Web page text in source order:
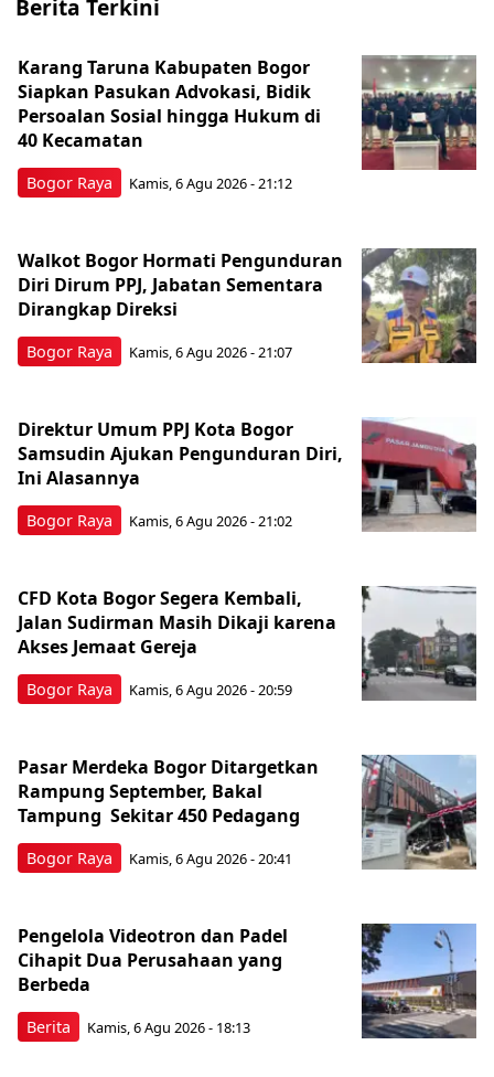
Berita Terkini
Bogor Raya
Karang Taruna Kabupaten Bogor
Siapkan Pasukan Advokasi, Bidik
Persoalan Sosial hingga Hukum di
40 Kecamatan
Kamis, 6 Agu 2026 - 21:12
Bogor Raya
Walkot Bogor Hormati Pengunduran
Diri Dirum PPJ, Jabatan Sementara
Dirangkap Direksi
Kamis, 6 Agu 2026 - 21:07
Bogor Raya
Direktur Umum PPJ Kota Bogor
Samsudin Ajukan Pengunduran Diri,
Ini Alasannya
Kamis, 6 Agu 2026 - 21:02
Bogor Raya
CFD Kota Bogor Segera Kembali,
Jalan Sudirman Masih Dikaji karena
Akses Jemaat Gereja
Kamis, 6 Agu 2026 - 20:59
Bogor Raya
Pasar Merdeka Bogor Ditargetkan
Rampung September, Bakal
Tampung Sekitar 450 Pedagang
Kamis, 6 Agu 2026 - 20:41
Berita
Pengelola Videotron dan Padel
Cihapit Dua Perusahaan yang
Berbeda
Kamis, 6 Agu 2026 - 18:13